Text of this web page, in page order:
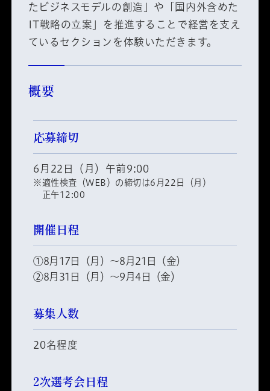
たビジネスモデルの創造」や「国内外含めた
IT戦略の立案」を推進することで経営を支え
ているセクションを体験いただきます。
概要
応募締切
6月22日（月）午前9:00
※適性検査（WEB）の締切は6月22日（月）
正午12:00
開催日程
①8月17日（月）～8月21日（金）
②8月31日（月）～9月4日（金）
募集人数
20名程度
2次選考会日程